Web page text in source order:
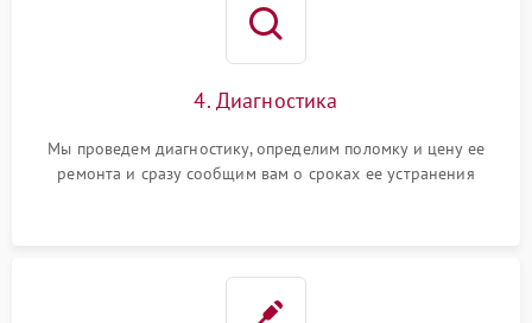
4. Диагностика
Мы проведем диагностику, определим поломку и цену ее
ремонта и сразу сообщим вам о сроках ее устранения